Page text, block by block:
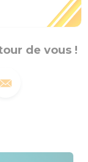
de vous !